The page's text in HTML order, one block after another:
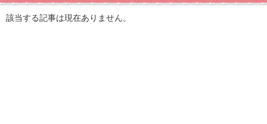
該当する記事は現在ありません。